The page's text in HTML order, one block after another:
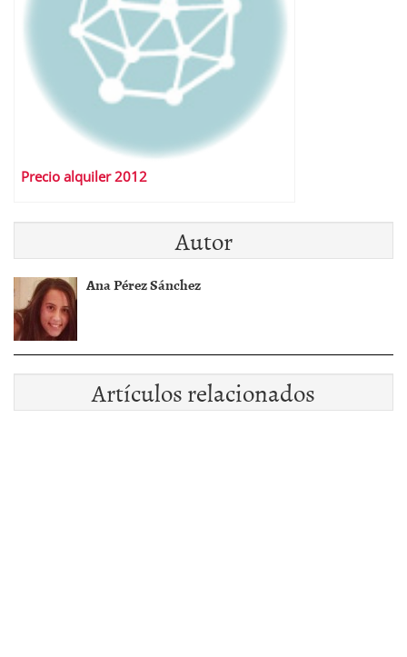
Precio alquiler 2012
Autor
Ana Pérez Sánchez
Artículos relacionados